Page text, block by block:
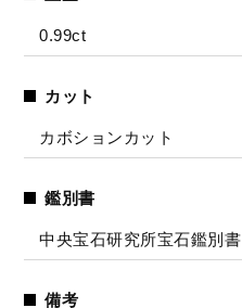
0.99ct
カット
カボションカット
鑑別書
中央宝石研究所宝石鑑別書
備考